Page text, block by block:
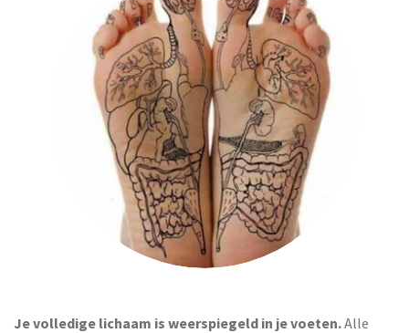
Je volledige lichaam is weerspiegeld in je voeten.Alle